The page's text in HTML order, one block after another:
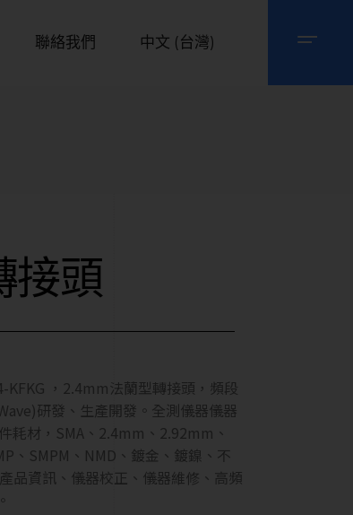
聯絡我們 中文 (台灣)
接頭
KFKG ，2.4mm法蘭型轉接頭，頻段
研發、生產開發。全測儀器儀器
耗材，SMA、2.4mm、2.92mm、
、SMPM、NMD、鍍金、鍍鎳、不
品資訊、儀器校正、儀器維修、高頻